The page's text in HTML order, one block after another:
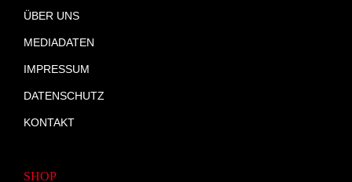
ÜBER UNS
MEDIADATEN
IMPRESSUM
DATENSCHUTZ
KONTAKT
SHOP